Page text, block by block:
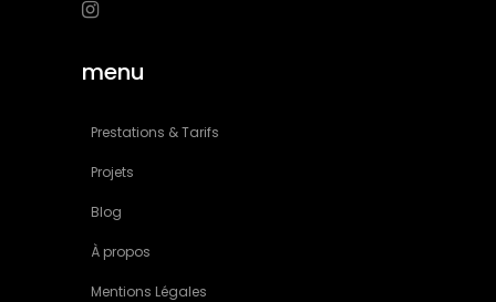
menu
Prestations & Tarifs
Projets
Blog
À propos
Mentions Légales